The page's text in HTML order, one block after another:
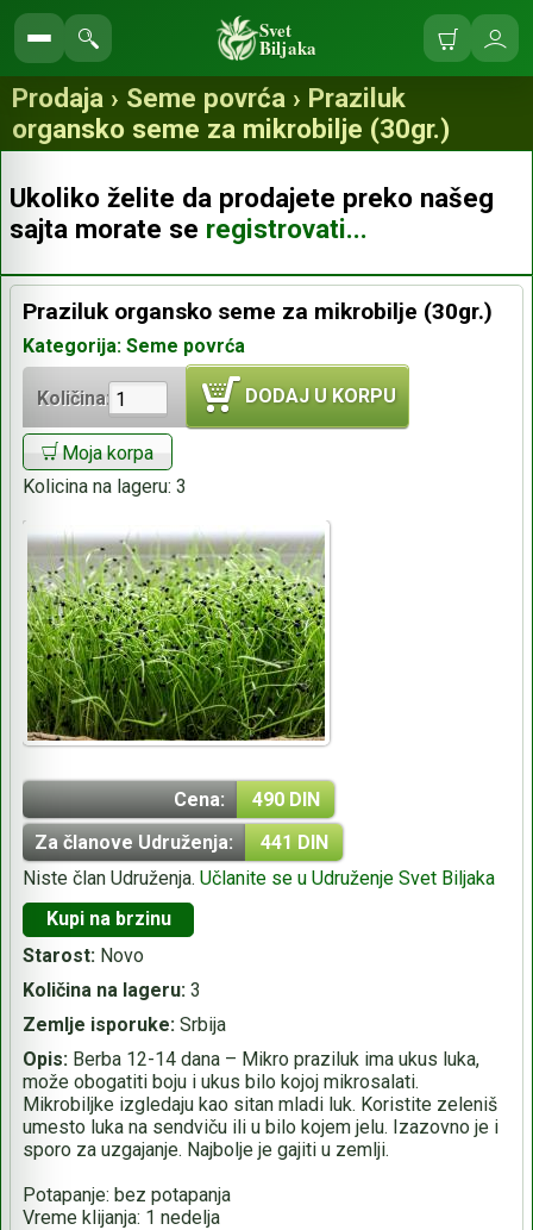
Pretraga
prodavnice
Svet
Biljaka Korpa
se
Prodaja › Seme povrća › Praziluk
organsko seme za mikrobilje (30gr.)
Ukoliko želite da prodajete preko našeg
sajta morate se registrovati...
Praziluk organsko seme za mikrobilje (30gr.)
Kategorija: Seme povrća
Količina: DODAJ U KORPU
Moja korpa
Kolicina na lageru: 3
Cena:
490 DIN
Za članove Udruženja:
441 DIN
Niste član Udruženja. Učlanite se u Udruženje Svet Biljaka
Kupi na brzinu
Starost: Novo
Količina na lageru: 3
Zemlje isporuke: Srbija
Opis: Berba 12-14 dana – Mikro praziluk ima ukus luka,
može obogatiti boju i ukus bilo kojoj mikrosalati.
Mikrobiljke izgledaju kao sitan mladi luk. Koristite zeleniš
umesto luka na sendviču ili u bilo kojem jelu. Izazovno je i
sporo za uzgajanje. Najbolje je gajiti u zemlji.
Potapanje: bez potapanja
Vreme klijanja: 1 nedelja